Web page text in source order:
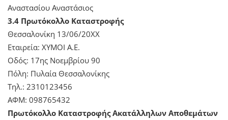
Αναστασίου Αναστάσιος
3.4 Πρωτόκολλο Καταστροφής
Θεσσαλονίκη 13/06/20ΧΧ
Εταιρεία: ΧΥΜΟΙ Α.Ε.
Οδός: 17ης Νοεμβρίου 90
Πόλη: Πυλαία Θεσσαλονίκης
Τηλ.: 2310123456
ΑΦΜ: 098765432
Πρωτόκολλο Καταστροφής Ακατάλληλων Αποθεμάτων